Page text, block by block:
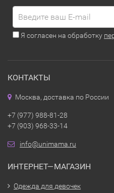
Я согласен на обработку
КОНТАКТЫ
Москва, доставка по России
+7 (977) 988-81-28
+7 (903) 968-33-14
info@unimama.ru
ИНТЕРНЕТ—МАГАЗИН
Одежда для девочек